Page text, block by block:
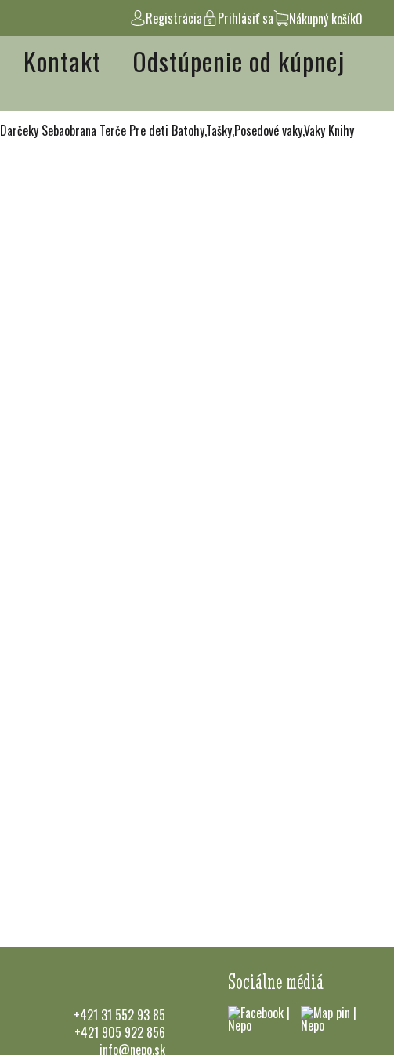
Registrácia Prihlásiť sa Nákupný košík0
Kontakt Odstúpenie od kúpnej
Darčeky Sebaobrana Terče Pre deti Batohy,Tašky,Posedové vaky,Vaky Knihy
+421 31 552 93 85
+421 905 922 856
info@nepo.sk
Sociálne médiá